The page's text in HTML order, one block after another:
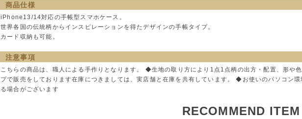
商品仕様
iPhone13/14対応の手帳型スマホケース。
世界各国の伝統柄からインスピレーションを得たデザインの手帳タイプ。
カード収納も可能。
注意事項
こちらの商品は、職人による手作りとなります。 ◆生地の取り方により1点1点柄の出方・配置、形や
プで販売をしております在庫につきましては、実店舗と在庫を共有しています。 ◆お使いのパソコン
る場合がございます
RECOMMEND ITEM